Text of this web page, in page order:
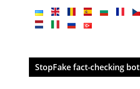
StopFake fact-checking bot